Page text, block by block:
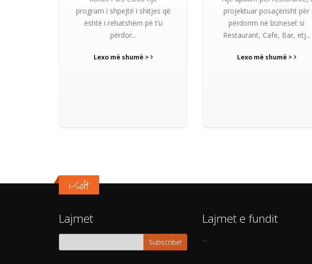
program i shpejtë i shitjes që
është i rehatshëm pë t’u
përdor...
Lexo më shumë >
projektuar posaçërisht për
përdorim në bizneset si
Restaurant, Cafe, Bar, etj...
Lexo më shumë >
i-Soft
Lajmet Lajmet e fundit
...